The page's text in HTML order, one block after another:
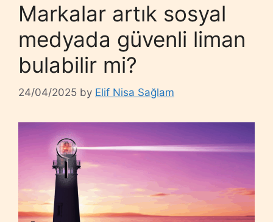
Markalar artık sosyal
medyada güvenli liman
bulabilir mi?
24/04/2025 by Elif Nisa Sağlam